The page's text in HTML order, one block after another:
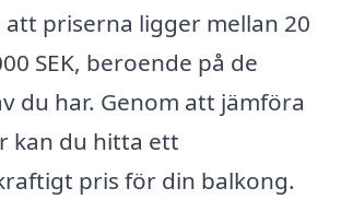
priserna ligger mellan 20
SEK, beroende på de
du har. Genom att jämföra
kan du hitta ett
pris för din balkong.